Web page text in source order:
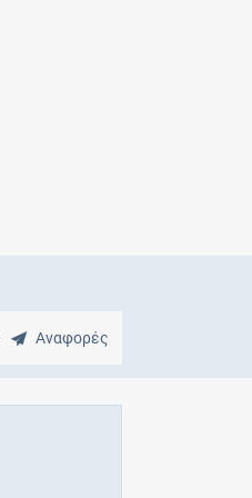
Αναφορές